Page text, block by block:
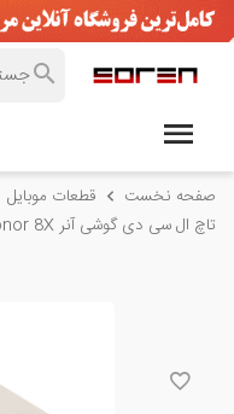
صفحه نخست قطعات موبایل
تاچ ال سی دی گوشی آنر Honor 8X